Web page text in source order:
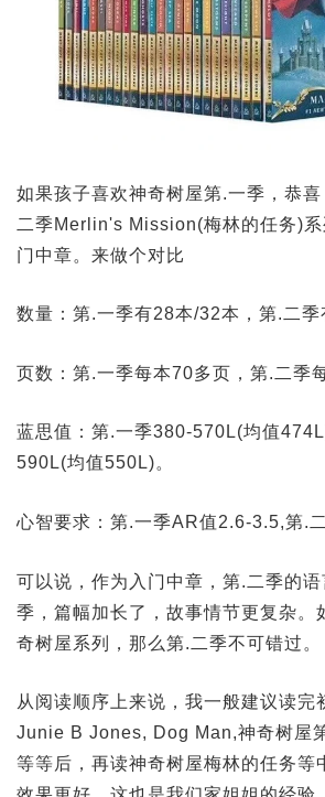
如果孩子喜欢神奇树屋第.一季，恭
二季Merlin's Mission(梅林的任务)系
门中章。来做个对比
数量：第.一季有28本/32本，第.二季
页数：第.一季每本70多页，第.二季
蓝思值：第.一季380-570L(均值
590L(均值550L)。
心智要求：第.一季AR值2.6-3.5,第.
可以说，作为入门中章，第.二季的
季，篇幅加长了，故事情节更复杂。
奇树屋系列，那么第.二季不可错过。
从阅读顺序上来说，我一般建议读完
Junie B Jones, Dog Man,神奇树屋
等等后，再读神奇树屋梅林的任务等